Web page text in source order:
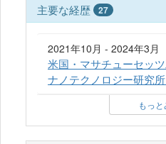
主要な経歴 27
2021年10月 - 2024年3月
米国・マサチューセッ
ナノテクノロジー研究
もっ